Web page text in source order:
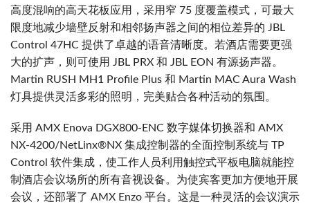
高度混响的高天花板应用，采用窄 75 度覆盖模式，可最大
限度地减少墙壁反射和相邻扬声器之间的相位差异的 JBL
Control 47HC 提供了卓越的语音清晰度。若酒店需要更强
大的扩声，则可使用 JBL PRX 和 JBL EON 有源扬声器。
Martin RUSH MH1 Profile Plus 和 Martin MAC Aura Wash
灯具提供灵活多彩的照明，完美贴合各种活动的氛围。
采用 AMX Enova DGX800-ENC 数字媒体切换器和 AMX
NX-4200/NetLinx®NX 集成控制器的全面控制系统与 TP
Control 软件集成，使工作人员利用触控式平板电脑就能控
制酒店会议场所的所有音视设备。为使宾客更加方便地开展
会议，还部署了 AMX Enzo 平台。这是一种灵活的会议演示